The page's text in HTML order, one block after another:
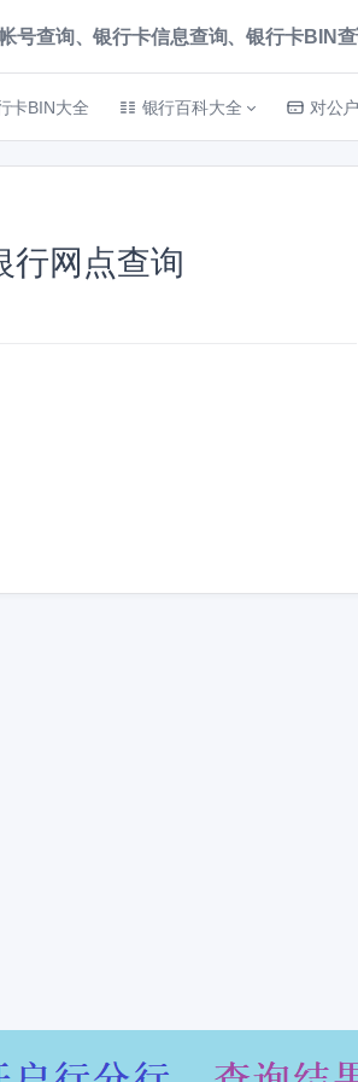
号查询、银行卡信息查询、银行卡BIN
卡BIN大全 银行百科大全 对公
行网点查询